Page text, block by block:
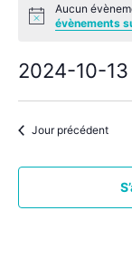
Notice
Aucun
évènements
2024-10-13
une
date.Jour précédent